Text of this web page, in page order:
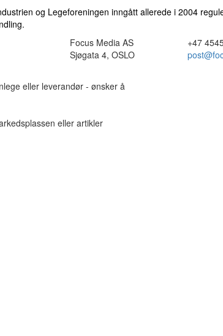
og Legeforeningen inngått allerede i 2004
Focus Media AS
Sjøgata 4, OSLO
+47
eller leverandør - ønsker å
eller artikler